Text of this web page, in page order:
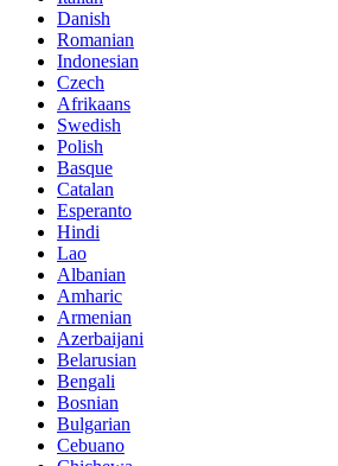
Danish
Romanian
Indonesian
Czech
Afrikaans
Swedish
Polish
Basque
Catalan
Esperanto
Hindi
Lao
Albanian
Amharic
Armenian
Azerbaijani
Belarusian
Bengali
Bosnian
Bulgarian
Cebuano